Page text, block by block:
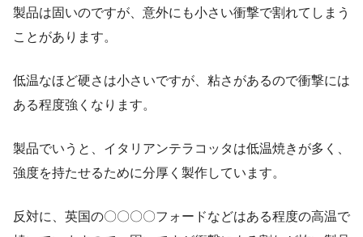
製品は固いのですが、意外にも小さい衝撃で割れてしまう
ことがあります。
低温なほど硬さは小さいですが、粘さがあるので衝撃には
ある程度強くなります。
製品でいうと、イタリアンテラコッタは低温焼きが多く、
強度を持たせるために分厚く製作しています。
反対に、英国の〇〇〇〇フォードなどはある程度の高温で